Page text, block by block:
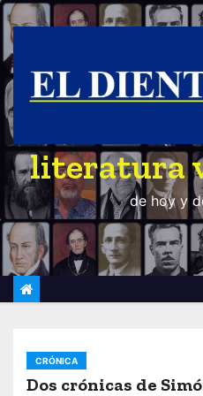
S
a
c
o
literatura
de hoy y
CRÓNICA
Dos crónicas de